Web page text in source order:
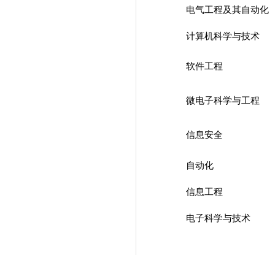
电气工程及其自动化
计算机科学与技术
软件工程
微电子科学与工程
信息安全
自动化
信息工程
电子科学与技术